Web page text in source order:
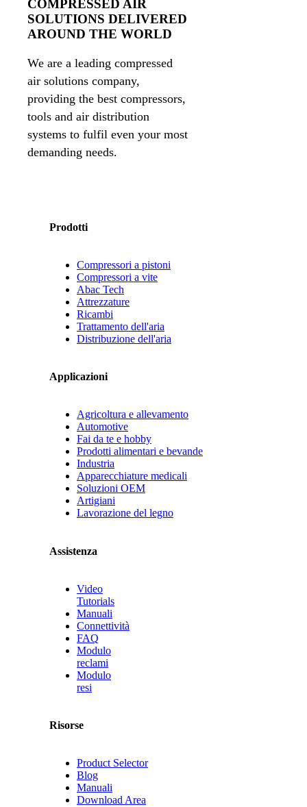
COMPRESSED AIR
SOLUTIONS DELIVERED
AROUND THE WORLD
We are a leading compressed
air solutions company,
providing the best compressors,
tools and air distribution
systems to fulfil even your most
demanding needs.
Prodotti
Compressori a pistoni
Compressori a vite
Abac Tech
Attrezzature
Ricambi
Trattamento dell'aria
Distribuzione dell'aria
Applicazioni
Agricoltura e allevamento
Automotive
Fai da te e hobby
Prodotti alimentari e bevande
Industria
Apparecchiature medicali
Soluzioni OEM
Artigiani
Lavorazione del legno
Assistenza
Video
Tutorials
Manuali
Connettività
FAQ
Modulo
reclami
Modulo
resi
Risorse
Product Selector
Blog
Manuali
Download Area